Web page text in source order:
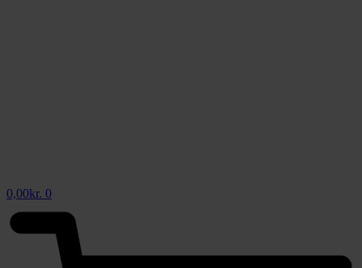
0,00kr. 0